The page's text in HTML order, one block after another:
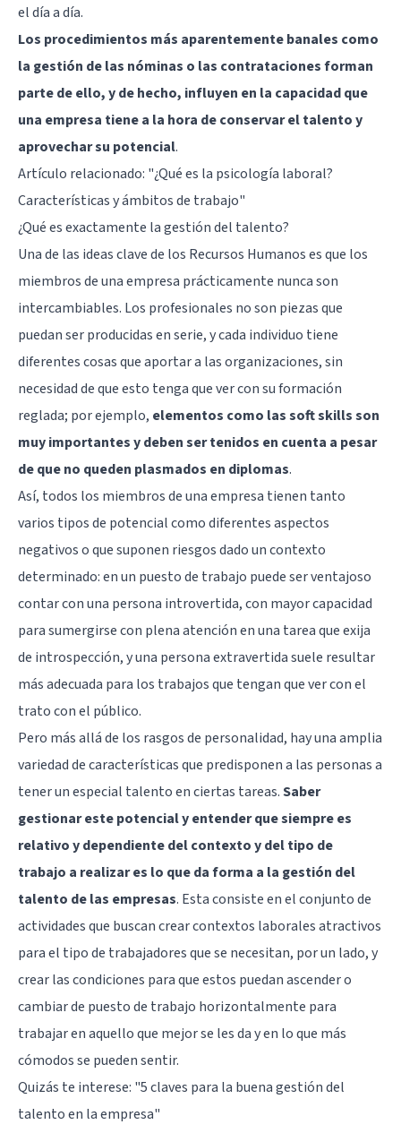
el día a día.
Los procedimientos más aparentemente banales como
la gestión de las nóminas o las contrataciones forman
parte de ello, y de hecho, influyen en la capacidad que
una empresa tiene a la hora de conservar el talento y
aprovechar su potencial.
Artículo relacionado: "¿Qué es la psicología laboral?
Características y ámbitos de trabajo"
¿Qué es exactamente la gestión del talento?
Una de las ideas clave de los Recursos Humanos es que los
miembros de una empresa prácticamente nunca son
intercambiables. Los profesionales no son piezas que
puedan ser producidas en serie, y cada individuo tiene
diferentes cosas que aportar a las organizaciones, sin
necesidad de que esto tenga que ver con su formación
reglada; por ejemplo, elementos como las soft skills son
muy importantes y deben ser tenidos en cuenta a pesar
de que no queden plasmados en diplomas.
Así, todos los miembros de una empresa tienen tanto
varios tipos de potencial como diferentes aspectos
negativos o que suponen riesgos dado un contexto
determinado: en un puesto de trabajo puede ser ventajoso
contar con una persona introvertida, con mayor capacidad
para sumergirse con plena atención en una tarea que exija
de introspección, y una persona extravertida suele resultar
más adecuada para los trabajos que tengan que ver con el
trato con el público.
Pero más allá de los rasgos de personalidad, hay una amplia
variedad de características que predisponen a las personas a
tener un especial talento en ciertas tareas.Saber
gestionar este potencial y entender que siempre es
relativo y dependiente del contexto y del tipo de
trabajo a realizar es lo que da forma a la gestión del
talento de las empresas. Esta consiste en el conjunto de
actividades que buscan crear contextos laborales atractivos
para el tipo de trabajadores que se necesitan, por un lado, y
crear las condiciones para que estos puedan ascender o
cambiar de puesto de trabajo horizontalmente para
trabajar en aquello que mejor se les da y en lo que más
cómodos se pueden sentir.
Quizás te interese: "5 claves para la buena gestión del
talento en la empresa"